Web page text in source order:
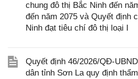
chung đô thị Bắc Ninh đến
đến năm 2075 và Quyết định
Ninh đạt tiêu chí đô thị loại I
Quyết định 46/2026/QĐ-
dân tỉnh Sơn La quy định